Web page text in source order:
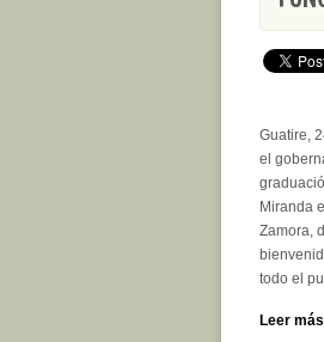
Guatire,
el
Miranda
Zamora,
todo el
Leer